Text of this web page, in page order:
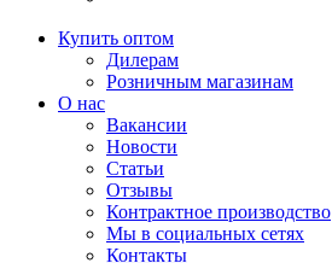
Купить оптом
Дилерам
Розничным магазинам
О нас
Вакансии
Новости
Статьи
Отзывы
Контрактное производство
Мы в социальных сетях
Контакты